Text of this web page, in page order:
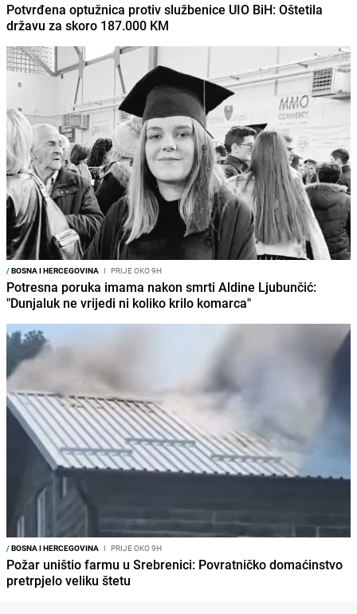
Potvrđena optužnica protiv službenice UIO BiH: Oštetila
državu za skoro 187.000 KM
/BOSNA I HERCEGOVINA I PRIJE OKO 9H
Potresna poruka imama nakon smrti Aldine Ljubunčić:
"Dunjaluk ne vrijedi ni koliko krilo komarca"
/BOSNA I HERCEGOVINA I PRIJE OKO 9H
Požar uništio farmu u Srebrenici: Povratničko domaćinstvo
pretrpjelo veliku štetu